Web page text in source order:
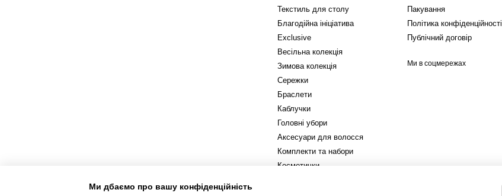
Текстиль для столу
Благодійна ініціатива
Exclusive
Весільна колекція
Зимова колекція
Сережки
Браслети
Каблучки
Головні убори
Аксесуари для волосся
Комплекти та набори
Косметички
Пакування
Політика конфіденційності
Публічний договір
Ми в соцмережах
Ми дбаємо про вашу конфіденційність